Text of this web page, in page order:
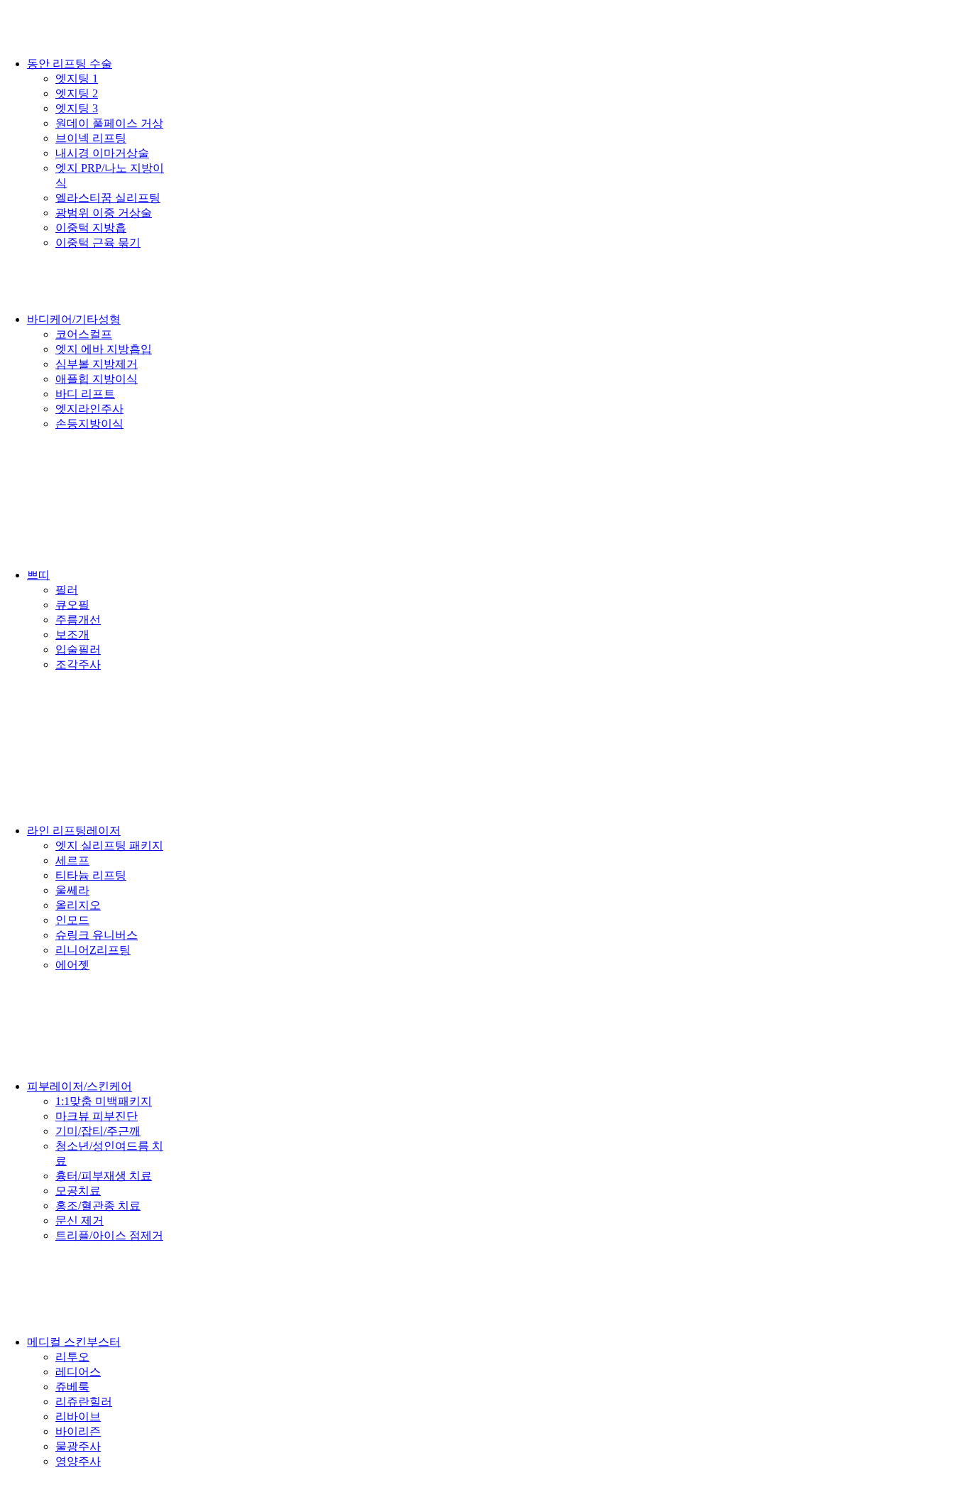
동안 리프팅 수술
엣지팅 1
엣지팅 2
엣지팅 3
원데이 풀페이스 거상
브이넥 리프팅
내시경 이마거상술
엣지 PRP/나노 지방이
식
엘라스티꿈 실리프팅
광범위 이중 거상술
이중턱 지방흡
이중턱 근육 묶기
바디케어/기타성형
코어스컬프
엣지 에바 지방흡입
심부볼 지방제거
애플힙 지방이식
바디 리프트
엣지라인주사
손등지방이식
쁘띠
필러
큐오필
주름개선
보조개
입술필러
조각주사
라인 리프팅레이저
엣지 실리프팅 패키지
세르프
티타늄 리프팅
울쎄라
올리지오
인모드
슈링크 유니버스
리니어Z리프팅
에어젯
피부레이저/스킨케어
1:1맞춤 미백패키지
마크뷰 피부진단
기미/잡티/주근깨
청소년/성인여드름 치
료
흉터/피부재생 치료
모공치료
홍조/혈관종 치료
문신 제거
트리플/아이스 점제거
메디컬 스킨부스터
리투오
레디어스
쥬베룩
리쥬란힐러
리바이브
바이리즌
물광주사
영양주사